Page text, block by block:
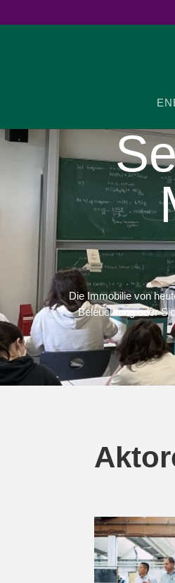
Die Immobilie von
Beleuchtung oder